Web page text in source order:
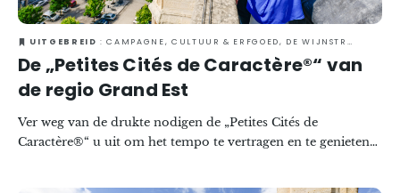
UITGEBREID : CAMPAGNE, CULTUUR & ERFGOED, DE WIJNSTREEK, ESTSIDESTORY, ÉVÉNEMENTS, GASTRONOMIE, LENTE
De „Petites Cités de Caractère®“ van
de regio Grand Est
Ver weg van de drukte nodigen de „Petites Cités de
Caractère®“ u uit om het tempo te vertragen en te genieten